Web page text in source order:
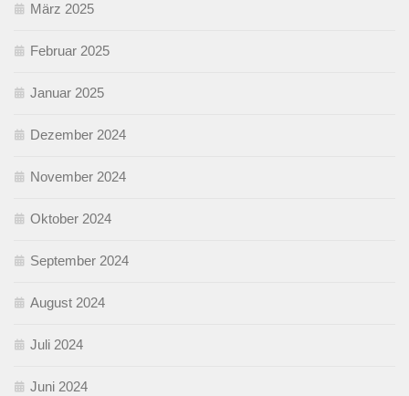
März 2025
Februar 2025
Januar 2025
Dezember 2024
November 2024
Oktober 2024
September 2024
August 2024
Juli 2024
Juni 2024